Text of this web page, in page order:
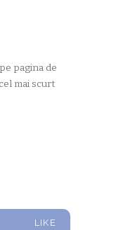
pagina de
mai scurt
LIKE